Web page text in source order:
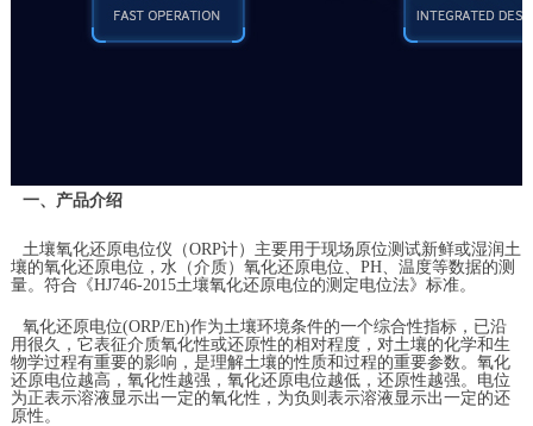
一、产品介绍
土壤氧化还原电位仪（ORP计）主要用于现场原位测试新鲜或湿润土
壤的氧化还原电位，水（介质）氧化还原电位、PH、温度等数据的测
量。符合《HJ746-2015土壤氧化还原电位的测定电位法》标准。
氧化还原电位(ORP/Eh)作为土壤环境条件的一个综合性指标，已沿
用很久，它表征介质氧化性或还原性的相对程度，对土壤的化学和生
物学过程有重要的影响，是理解土壤的性质和过程的重要参数。氧化
还原电位越高，氧化性越强，氧化还原电位越低，还原性越强。电位
为正表示溶液显示出一定的氧化性，为负则表示溶液显示出一定的还
原性。